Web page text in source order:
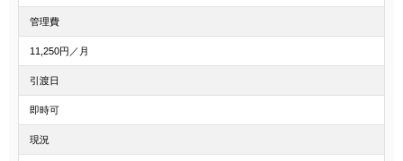
管理費
11,250円／月
引渡日
即時可
現況